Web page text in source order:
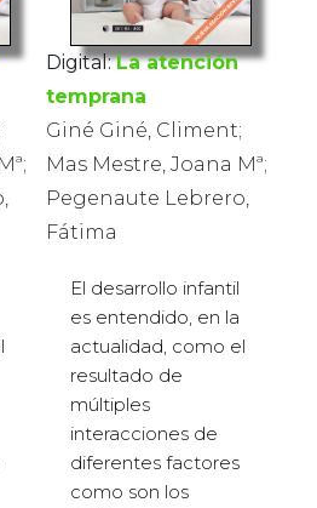
Digital: La atención
temprana
Giné Giné, Climent;
Mas Mestre, Joana Mª;
Pegenaute Lebrero,
Fátima
El desarrollo infantil
es entendido, en la
actualidad, como el
resultado de
múltiples
interacciones de
diferentes factores
como son los